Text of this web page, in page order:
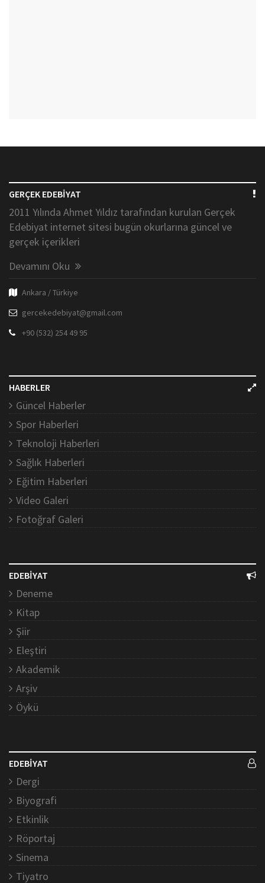
GERÇEK EDEBİYAT
2011 Yılında Ahmet Yıldız tarafından kurulan Gerçek
Edebiyat internet sitesi bugün okurlarına güncel ve
gerçek içerikleri
Devamını Oku
Ankara / Türkiye
gercekedebiyat@gmail.com
+90 (532) 254 49 95
HABERLER
Güncel Haberler
Spor Haberleri
Teknoloji Haberleri
Sağlık Haberleri
Eğitim Haberleri
Video Galeri
Fotoğraf Galeri
EDEBİYAT
Deneme
Kitap
Şiir
Eleştiri
Akademik
Arşiv
Öykü
EDEBİYAT
Dergi
Biyografi
Etkinlik
Röportaj
Sinema
Tiyatro